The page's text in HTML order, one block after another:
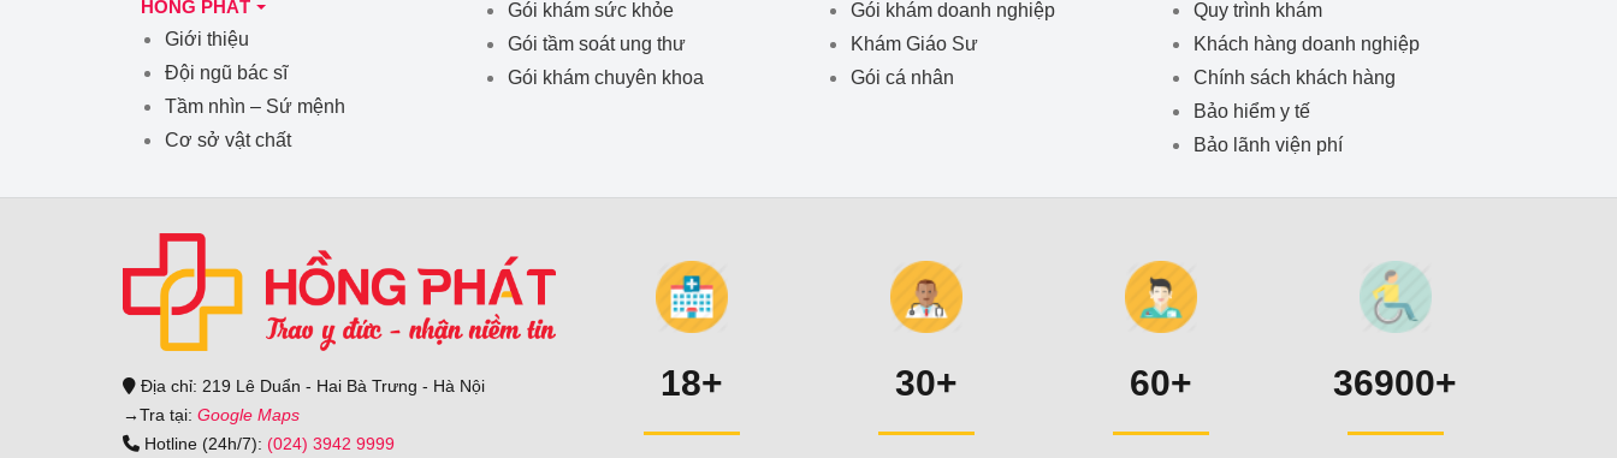
HỒNG PHÁT
Giới thiệu
Đội ngũ bác sĩ
Tầm nhìn – Sứ mệnh
Cơ sở vật chất
Gói khám sức khỏe
Gói tầm soát ung thư
Gói khám chuyên khoa
Gói khám doanh nghiệp
Khám Giáo Sư
Gói cá nhân
Quy trình khám
Khách hàng doanh nghiệp
Chính sách khách hàng
Bảo hiểm y tế
Bảo lãnh viện phí
Địa chỉ: 219 Lê Duẩn - Hai Bà Trưng - Hà Nội
→Tra tại: Google Maps
Hotline (24h/7): (024) 3942 9999
18+ 30+ 60+ 36900+